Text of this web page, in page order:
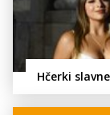
Hčerki